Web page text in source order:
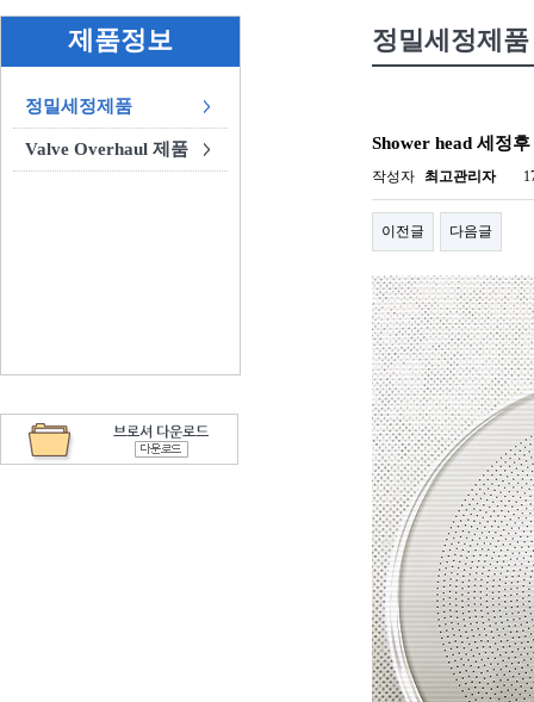
제품정보
정밀세정제품
Valve Overhaul 제품
정밀세정제품
Shower head 세정후
작성자 최고관리자
이전글 다음글